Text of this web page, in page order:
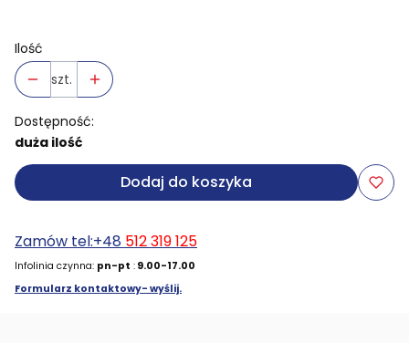
Ilość
szt.
Dostępność:
duża ilość
Dodaj do koszyka
Zamów tel:+48 512 319 125
Infolinia czynna: pn-pt : 9.00-17.00
Formularz kontaktowy- wyślij.